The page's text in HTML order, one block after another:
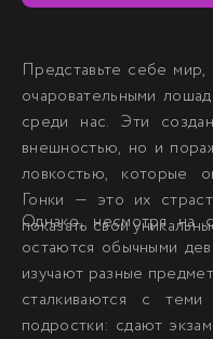
Представьте себе мир,
очаровательными
среди нас. Эти
внешностью, но и
ловкостью, которые
Гонки — это их
показать свои
Однако, несмотря на
остаются обычными
изучают разные
сталкиваются с
подростки: сдают